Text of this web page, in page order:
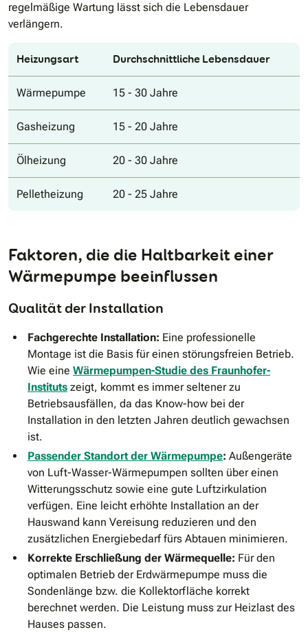
regelmäßige Wartung lässt sich die Lebensdauer
verlängern.
Heizungsart Durchschnittliche Lebensdauer
Wärmepumpe 15 - 30 Jahre
Gasheizung 15 - 20 Jahre
Ölheizung 20 - 30 Jahre
Pelletheizung 20 - 25 Jahre
Faktoren, die die Haltbarkeit einer
Wärmepumpe beeinflussen
Qualität der Installation
Fachgerechte Installation: Eine professionelle
Montage ist die Basis für einen störungsfreien Betrieb.
Wie eine Wärmepumpen-Studie des Fraunhofer-
Instituts zeigt, kommt es immer seltener zu
Betriebsausfällen, da das Know-how bei der
Installation in den letzten Jahren deutlich gewachsen
ist.
Passender Standort der Wärmepumpe: Außengeräte
von Luft-Wasser-Wärmepumpen sollten über einen
Witterungsschutz sowie eine gute Luftzirkulation
verfügen. Eine leicht erhöhte Installation an der
Hauswand kann Vereisung reduzieren und den
zusätzlichen Energiebedarf fürs Abtauen minimieren.
Korrekte Erschließung der Wärmequelle: Für den
optimalen Betrieb der Erdwärmepumpe muss die
Sondenlänge bzw. die Kollektorfläche korrekt
berechnet werden. Die Leistung muss zur Heizlast des
Hauses passen.